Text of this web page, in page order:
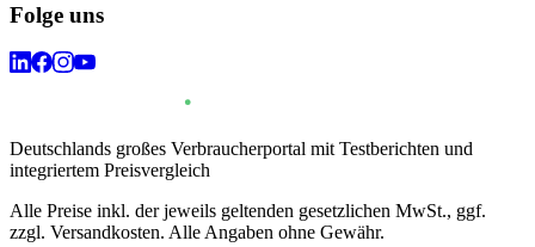
Folge uns
Deutschlands großes Verbraucherportal mit Testberichten und
integriertem Preisvergleich
Alle Preise inkl. der jeweils geltenden gesetzlichen MwSt., ggf.
zzgl. Versandkosten. Alle Angaben ohne Gewähr.